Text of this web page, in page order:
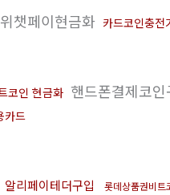
위챗페이현금화 카드코인충전
코인 현금화 핸드폰결제코인
카드
알리페이테더구입 롯데상품권비트